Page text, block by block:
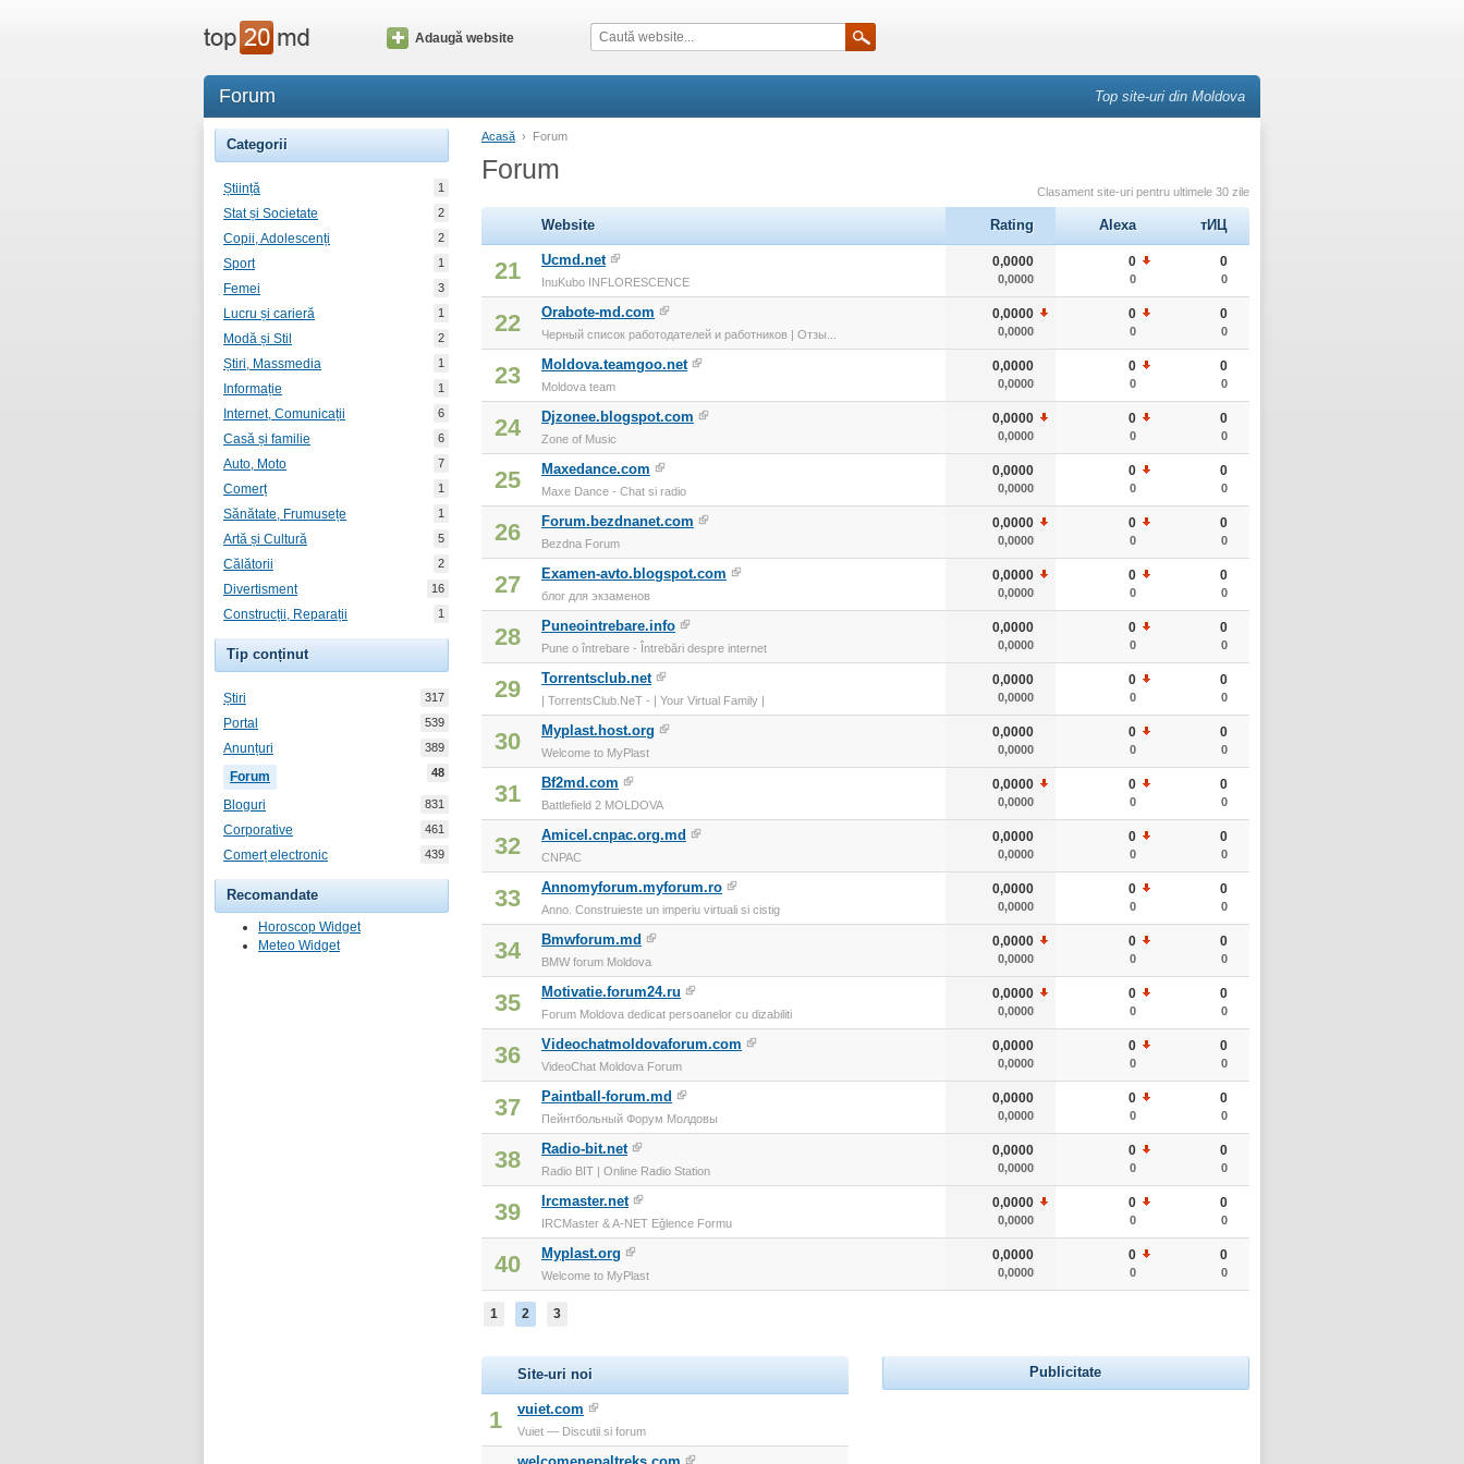
Adaugă website
Forum Top site-uri din Moldova
Categorii
Știință 1
Stat și Societate 2
Copii, Adolescenți 2
Sport 1
Femei 3
Lucru și carieră 1
Modă și Stil 2
Știri, Massmedia 1
Informație 1
Internet, Comunicații 6
Casă și familie 6
Auto, Moto 7
Comerț 1
Sănătate, Frumusețe 1
Artă și Cultură 5
Călătorii 2
Divertisment 16
Construcții, Reparații 1
Tip conținut
Știri 317
Portal 539
Anunțuri 389
Forum 48
Bloguri 831
Corporative 461
Comerț electronic 439
Recomandate
Horoscop Widget
Meteo Widget
Acasă › Forum
Forum
Clasament site-uri pentru ultimele 30 zile
Website Rating Alexa тИЦ
21 Ucmd.net
InuKubo INFLORESCENCE
0,0000
0,0000
0
0
0
0
22 Orabote-md.com
Черный список работодателей и работников | Отзы...
0,0000
0,0000
0
0
0
0
23 Moldova.teamgoo.net
Moldova team
0,0000
0,0000
0
0
0
0
24 Djzonee.blogspot.com
Zone of Music
0,0000
0,0000
0
0
0
0
25 Maxedance.com
Maxe Dance - Chat si radio
0,0000
0,0000
0
0
0
0
26 Forum.bezdnanet.com
Bezdna Forum
0,0000
0,0000
0
0
0
0
27 Examen-avto.blogspot.com
блог для экзаменов
0,0000
0,0000
0
0
0
0
28 Puneointrebare.info
Pune o întrebare - Întrebări despre internet
0,0000
0,0000
0
0
0
0
29 Torrentsclub.net
| TorrentsClub.NeT - | Your Virtual Family |
0,0000
0,0000
0
0
0
0
30 Myplast.host.org
Welcome to MyPlast
0,0000
0,0000
0
0
0
0
31 Bf2md.com
Battlefield 2 MOLDOVA
0,0000
0,0000
0
0
0
0
32 Amicel.cnpac.org.md
CNPAC
0,0000
0,0000
0
0
0
0
33 Annomyforum.myforum.ro
Anno. Construieste un imperiu virtuali si cistig
0,0000
0,0000
0
0
0
0
34 Bmwforum.md
BMW forum Moldova
0,0000
0,0000
0
0
0
0
35 Motivatie.forum24.ru
Forum Moldova dedicat persoanelor cu dizabiliti
0,0000
0,0000
0
0
0
0
36 Videochatmoldovaforum.com
VideoChat Moldova Forum
0,0000
0,0000
0
0
0
0
37 Paintball-forum.md
Пейнтбольный Форум Молдовы
0,0000
0,0000
0
0
0
0
38 Radio-bit.net
Radio BIT | Online Radio Station
0,0000
0,0000
0
0
0
0
39 Ircmaster.net
IRCMaster & A-NET Eğlence Formu
0,0000
0,0000
0
0
0
0
40 Myplast.org
Welcome to MyPlast
0,0000
0,0000
0
0
0
0
1 2 3
Site-uri noi
1 vuiet.com
Vuiet — Discutii si forum
welcomenepaltreks.com
Publicitate